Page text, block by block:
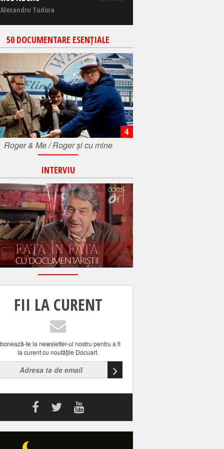
Tudora
50 DOCUMENTARE ESENȚIALE
Roger & Me / Roger și cu mine
4
INTERVIU
FII LA CURENT
te la newsletter-ul nostru pentru a fi
la curent cu noutăţile Docuart.